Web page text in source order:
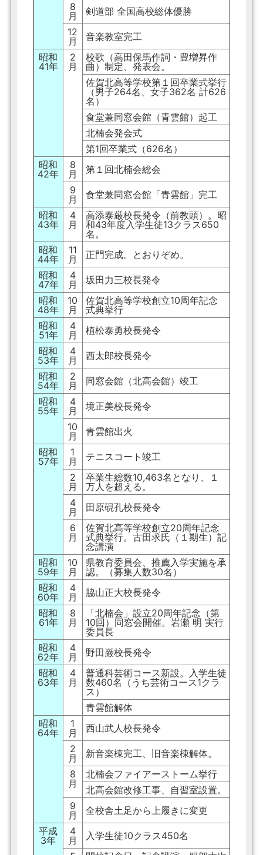
8
月
剣道部 全国高校総体優勝
12
月
音楽教室完工
昭和
41年
2
月
校歌（高田保馬作詞・豊増昇作
曲）制定、発表会。
佐賀北高等学校第１回卒業式挙行
（男子264名、女子362名 計626
名）
食堂兼同窓会館（青雲館）起工
北楠会発会式
第1回卒業式（626名）
昭和
42年
8
月
第１回北楠会総会
9
月
食堂兼同窓会館「青雲館」完工
昭和
43年
4
月
高添泰厳校長発令（前教頭）。昭
和43年度入学生徒13クラス650
名。
昭和
44年
11
月
正門完成。とおりぞめ。
昭和
47年
4
月
坂田力三校長発令
昭和
48年
10
月
佐賀北高等学校創立10周年記念
式典挙行
昭和
51年
4
月
植松泰勇校長発令
昭和
53年
4
月
西太郎校長発令
昭和
54年
2
月
同窓会館（北高会館）竣工
昭和
55年
4
月
境正美校長発令
10
月
青雲館出火
昭和
57年
1
月
テニスコート竣工
2
月
卒業生総数10,463名となり、１
万人を超える。
4
月
田原硯孔校長発令
6
月
佐賀北高等学校創立20周年記念
式典挙行。古田求氏（１期生）記
念講演
昭和
59年
10
月
県教育委員会、推薦入学実施を承
認。（募集人数30名）
昭和
60年
4
月
脇山正大校長発令
昭和
61年
8
月
「北楠会」設立20周年記念（第
10回）同窓会開催。岩瀬 明 実行
委員長
昭和
62年
4
月
野田巌校長発令
昭和
63年
4
月
普通科芸術コース新設。入学生徒
数460名（うち芸術コース1クラ
ス）
青雲館解体
昭和
64年
1
月
西山武人校長発令
2
月
新音楽棟完工、旧音楽棟解体。
8
月
北楠会ファイアーストーム挙行
北高会館改修工事、自習室設置。
9
月
全校舎土足から上履きに変更
平成
3年
4
月
入学生徒10クラス450名